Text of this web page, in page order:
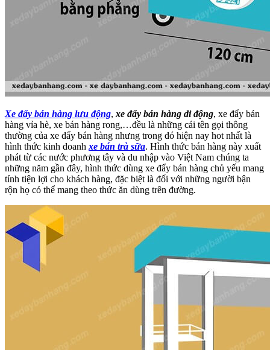
Xe đẩy bán hàng lưu động, xe đẩy bán hàng di động, xe đẩy bán
hàng vỉa hè, xe bán hàng rong,…đều là những cái tên gọi thông
thường của xe đẩy bán hàng nhưng trong đó hiện nay hot nhất là
hình thức kinh doanh xe bán trà sữa. Hình thức bán hàng này xuất
phát từ các nước phương tây và du nhập vào Việt Nam chúng ta
những năm gần đây, hình thức dùng xe đẩy bán hàng chủ yếu mang
tính tiện lợi cho khách hàng, đặc biệt là đối với những người bận
rộn họ có thể mang theo thức ăn dùng trên đường.